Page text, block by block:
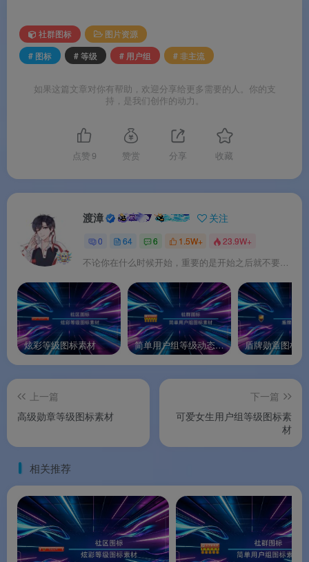
配多种数字产品场景，开箱即用。
社群图标
图片资源
# 图标
# 等级 # 用户组 # 非主流
如果这篇文章对你有帮助，欢迎分享给更多需要的人。你的支
持，是我们创作的动力。
点赞 9 赞赏 分享 收藏
渡漳 关注
0 64 6 1.5W+ 23.9W+
不论你在什么时候开始，重要的是开始之后就不要停止。
炫彩等级图标素材 简单用户组等级动态图标素材 盾牌勋章图标
上一篇
高级勋章等级图标素材
下一篇
可爱女生用户组等级图标素
材
相关推荐